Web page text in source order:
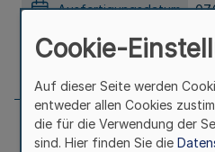
Ausfertigungsdatum
Seite 94
Verordnung zur
Cookie-
Auf dieser Seite werden
entweder allen Cookies
die für die Verwendung der
sind. Hier finden Sie die